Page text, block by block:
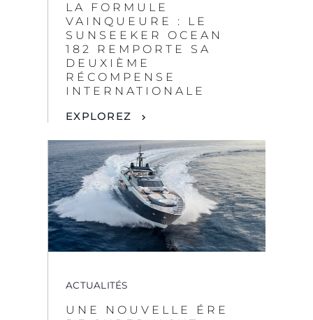
EXPLOREZ
ACTUALITÉS
UNE NOUVELLE ÉRE
DE SUPERYACHT :
SUNSEEKER DÉVOILE
LE TOUT DERNIER
120 YACHT
EXPLOREZ
By clicking “Accept All Cookies”, you agree to the
storing of cookies on your device to enhance site
navigation, analyze site usage, and assist in our
marketing efforts.
COOKIES SETTINGS
REJECT ALL